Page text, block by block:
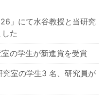
」にて水谷教授と当研究
た
の学生が新進賞を受賞
室の学生3 名、研究員が